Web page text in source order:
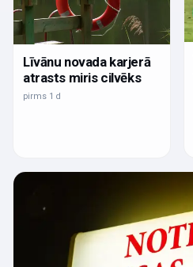
Līvānu novada karjerā
atrasts miris cilvēks
pirms 1 d